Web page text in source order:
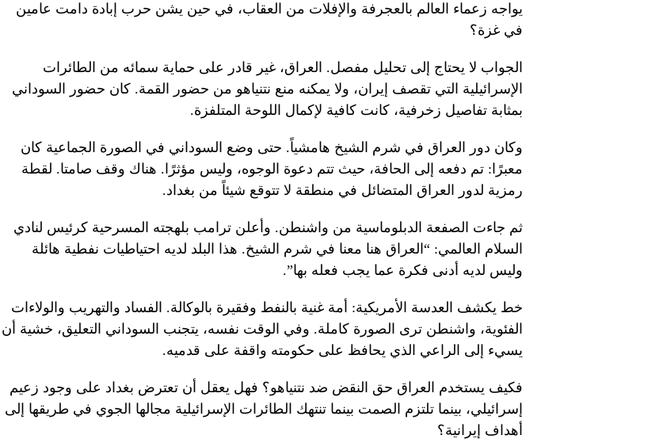
يواجه زعماء العالم بالعجرفة والإفلات من العقاب، في حين يشن حرب إبادة دامت عامين
في غزة؟
الجواب لا يحتاج إلى تحليل مفصل. العراق، غير قادر على حماية سمائه من الطائرات
الإسرائيلية التي تقصف إيران، ولا يمكنه منع نتنياهو من حضور القمة. كان حضور السوداني
بمثابة تفاصيل زخرفية، كانت كافية لإكمال اللوحة المتلفزة.
وكان دور العراق في شرم الشيخ هامشياً. حتى وضع السوداني في الصورة الجماعية كان
معبرًا: تم دفعه إلى الحافة، حيث تتم دعوة الوجوه، وليس مؤثرًا. هناك وقف صامتا. لقطة
رمزية لدور العراق المتضائل في منطقة لا تتوقع شيئاً من بغداد.
ثم جاءت الصفعة الدبلوماسية من واشنطن. وأعلن ترامب بلهجته المسرحية كرئيس لنادي
السلام العالمي: “العراق هنا معنا في شرم الشيخ. هذا البلد لديه احتياطيات نفطية هائلة
وليس لديه أدنى فكرة عما يجب فعله بها”.
خط يكشف العدسة الأمريكية: أمة غنية بالنفط وفقيرة بالوكالة. الفساد والتهريب والولاءات
الفئوية، واشنطن ترى الصورة كاملة. وفي الوقت نفسه، يتجنب السوداني التعليق، خشية أن
يسيء إلى الراعي الذي يحافظ على حكومته واقفة على قدميه.
فكيف يستخدم العراق حق النقض ضد نتنياهو؟ فهل يعقل أن تعترض بغداد على وجود زعيم
إسرائيلي، بينما تلتزم الصمت بينما تنتهك الطائرات الإسرائيلية مجالها الجوي في طريقها إلى
أهداف إيرانية؟